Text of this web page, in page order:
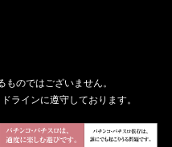
のではございません。
ラインに遵守しております。